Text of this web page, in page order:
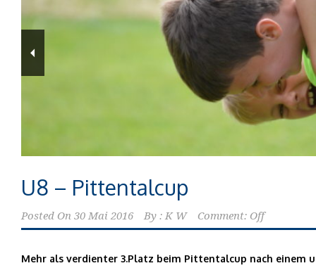
U8 – Pittentalcup
Posted On 30 Mai 2016 By : K W Comment: Off
Mehr als verdienter 3.Platz beim Pittentalcup nach einem